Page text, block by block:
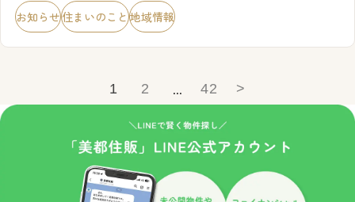
所通りの桜は満開を迎え、すっかり暖かくなりました。 そろ
そろお部屋の模様替えでもしようかな？と […]
お知らせ住まいのこと地域情報
1 2 ... 42 >